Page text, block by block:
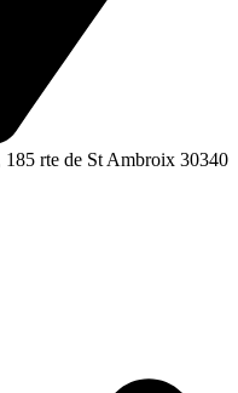
rte de St Ambroix 30340